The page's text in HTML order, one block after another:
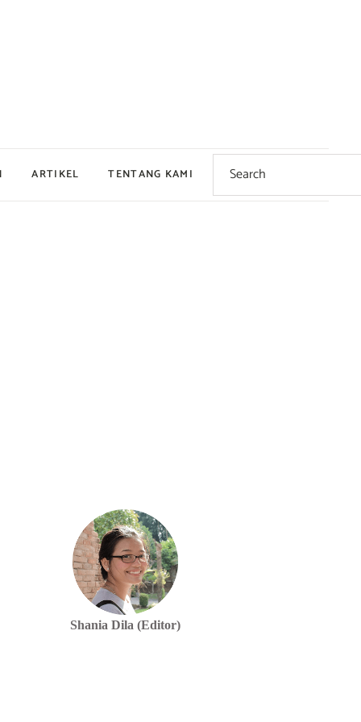
ARTIKEL TENTANG KAMI
Search
for:
Shania Dila (Editor)